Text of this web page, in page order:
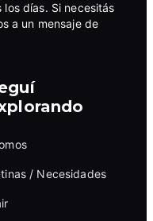
días. Si necesitás
a un mensaje de
/ Necesidades